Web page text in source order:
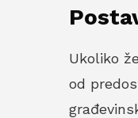
Ukoliko
od